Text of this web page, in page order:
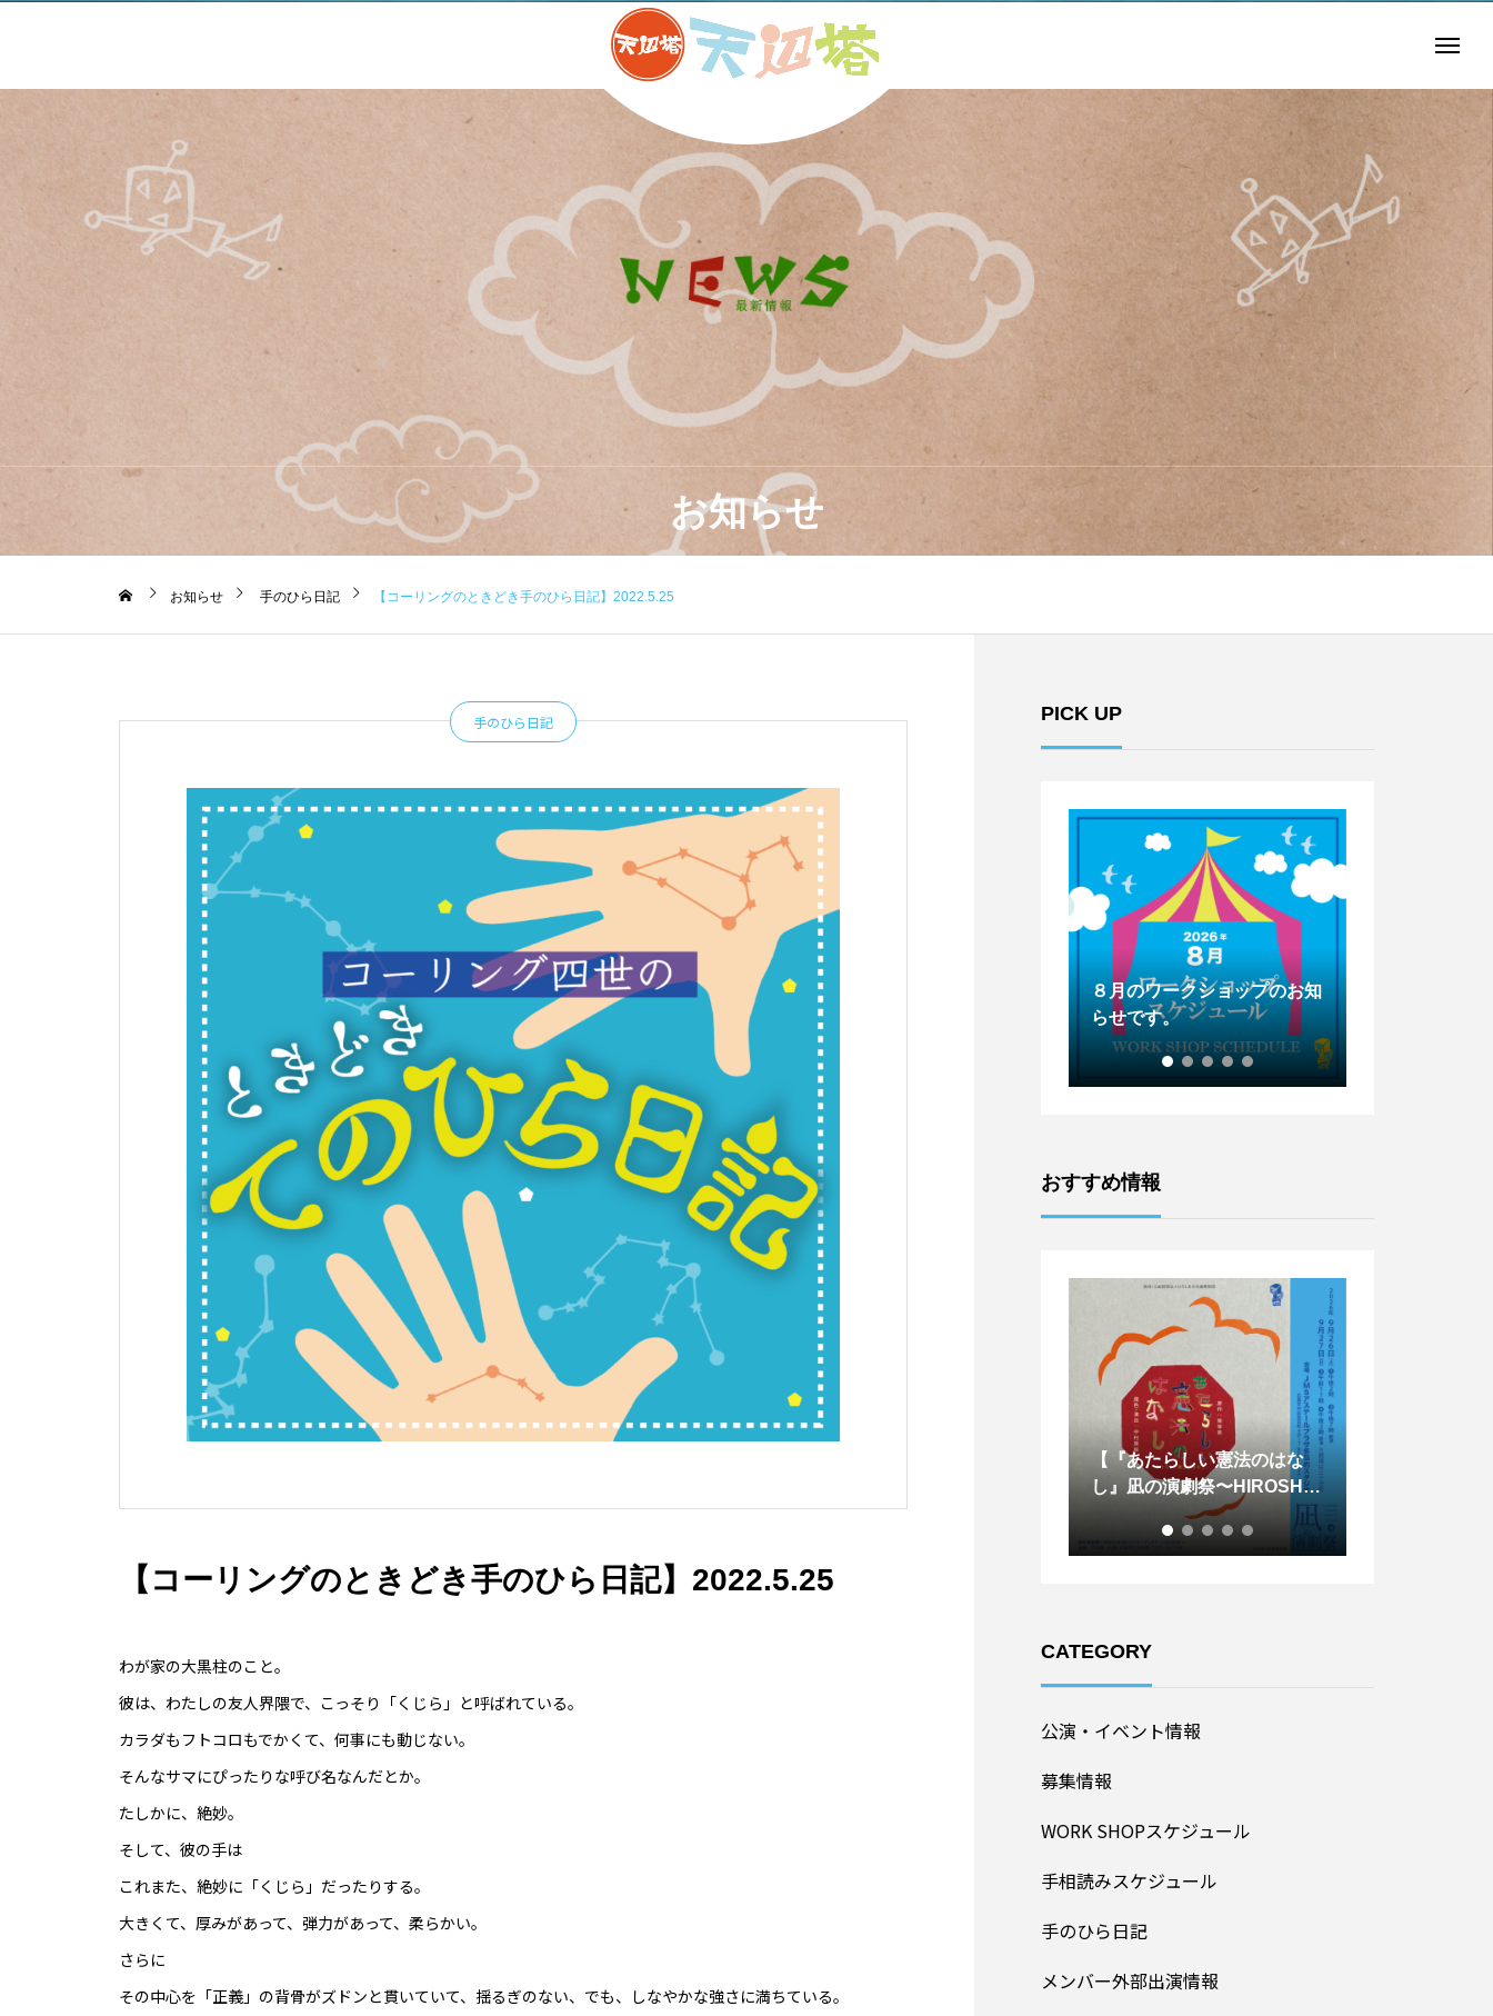
お知らせ
お知らせ 手のひら日記 【コーリングのときどき手のひら日記】2022.5.25
手のひら日記
【コーリングのときどき手のひら日記】2022.5.25
わが家の大黒柱のこと。
彼は、わたしの友人界隈で、こっそり「くじら」と呼ばれている。
カラダもフトコロもでかくて、何事にも動じない。
そんなサマにぴったりな呼び名なんだとか。
たしかに、絶妙。
そして、彼の手は
これまた、絶妙に「くじら」だったりする。
大きくて、厚みがあって、弾力があって、柔らかい。
さらに
その中心を「正義」の背骨がズドンと貫いていて、揺るぎのない、でも、しなやかな強さに満ちている。
PICK UP
4月のワークショップのお知
らせです。
８月のワークショップのお知
らせです。
７月のワークショップのお知
らせです。
おすすめ情報
Aシアターフェスティバル20
【天辺塔CAMP参加者募
集！！】
CATEGORY
公演・イベント情報
募集情報
WORK SHOPスケジュール
手相読みスケジュール
手のひら日記
メンバー外部出演情報